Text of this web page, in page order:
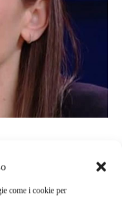
come i cookie per
MARIA DE